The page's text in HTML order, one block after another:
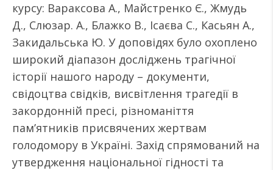
курсу: Вараксова А., Майстренко Є., Жмудь
Д., Слюзар. А., Блажко В., Ісаєва С., Касьян А.,
Закидальська Ю. У доповідях було охоплено
широкий діапазон досліджень трагічної
історії нашого народу – документи,
свідоцтва свідків, висвітлення трагедії в
закордонній пресі, різноманіття
пам’ятників присвячених жертвам
голодомору в Україні. Захід спрямований на
утвердження національної гідності та